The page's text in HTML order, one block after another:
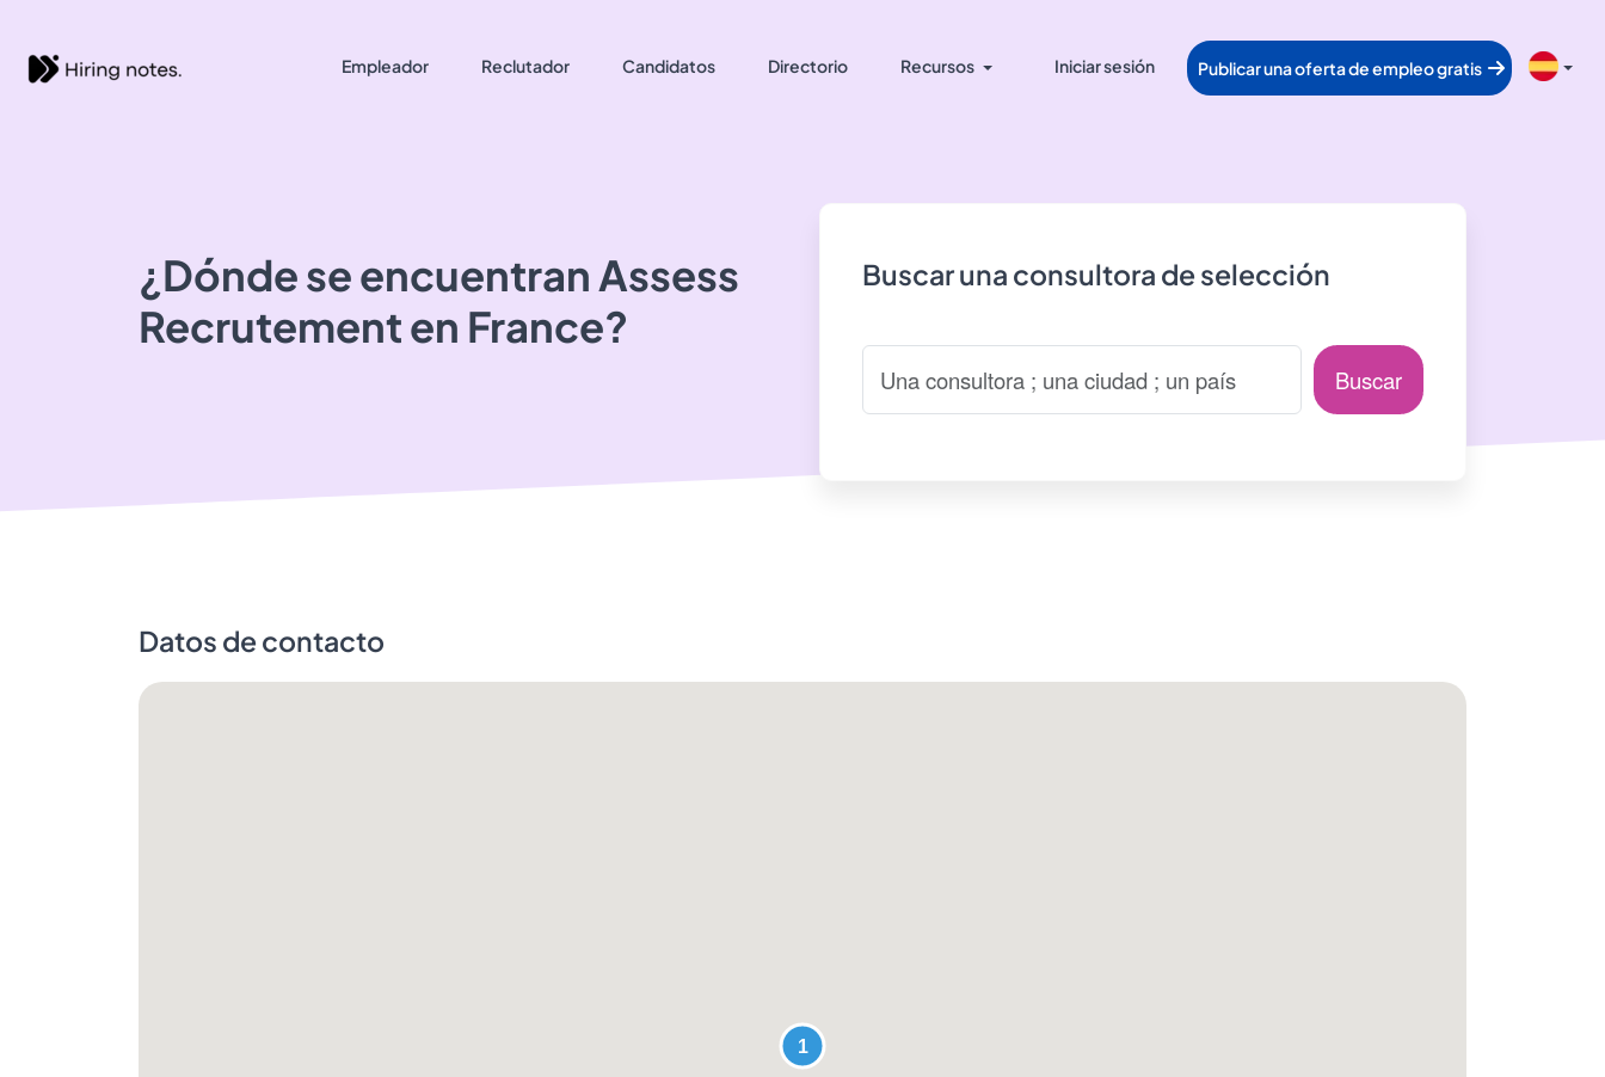
Empleador Reclutador Candidatos Directorio Recursos Iniciar sesión Publicar una oferta de empleo gratis
¿Dónde se encuentran Assess
Recrutementen France?
Buscar una consultora de selección
Buscar
Datos de contacto